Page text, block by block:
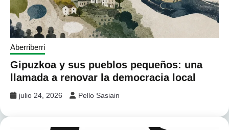
Aberriberri
Gipuzkoa y sus pueblos pequeños: una
llamada a renovar la democracia local
julio 24, 2026 Pello Sasiain